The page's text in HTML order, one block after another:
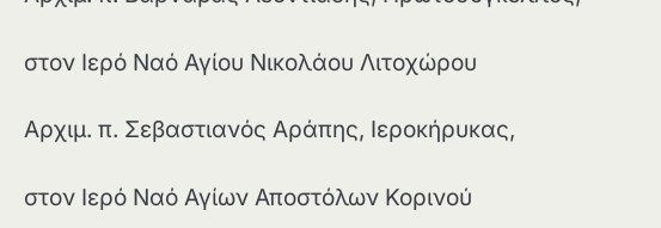
στον Ιερό Ναό Αγίου Νικολάου Λιτοχώρου
Αρχιμ. π. Σεβαστιανός Αράπης, Ιεροκήρυκας,
στον Ιερό Ναό Αγίων Αποστόλων Κορινού